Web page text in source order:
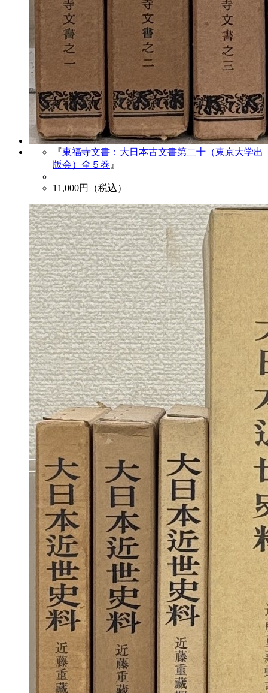
『東福寺文書：大日本古文書第二十（東京大学出
版会）全５巻 』
11,000円（税込）